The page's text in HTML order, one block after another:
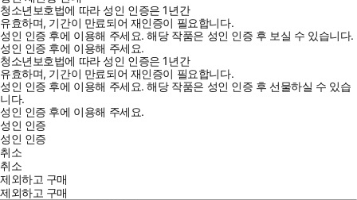
청소년보호법에 따라 성인 인증은 1년간
유효하며, 기간이 만료되어 재인증이 필요합니다.
성인 인증 후에 이용해 주세요.해당 작품은 성인 인증 후 보실 수 있습니다.
성인 인증 후에 이용해 주세요.
청소년보호법에 따라 성인 인증은 1년간
유효하며, 기간이 만료되어 재인증이 필요합니다.
성인 인증 후에 이용해 주세요.해당 작품은 성인 인증 후 선물하실 수 있습
니다.
성인 인증 후에 이용해 주세요.
성인 인증
성인 인증
취소
취소
제외하고 구매
제외하고 구매